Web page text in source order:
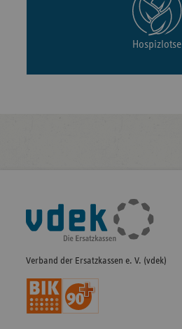
Hospizlotse
Fußleisten-
Navigation
Verband der Ersatzkassen e. V. (vdek)